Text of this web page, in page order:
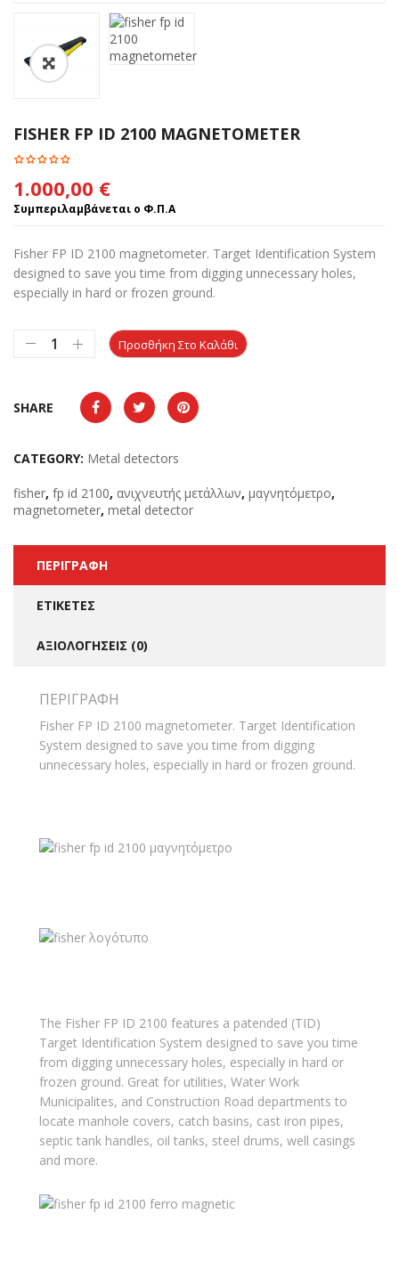
FISHER FP ID 2100 MAGNETOMETER
1.000,00 €
Συμπεριλαμβάνεται ο Φ.Π.Α
Fisher FP ID 2100 magnetometer. Target Identification System
designed to save you time from digging unnecessary holes,
especially in hard or frozen ground.
Προσθήκη Στο Καλάθι
SHARE
CATEGORY: Metal detectors
fisher, fp id 2100, ανιχνευτής μετάλλων, μαγνητόμετρο,
magnetometer, metal detector
ΠΕΡΙΓΡΑΦΉ
ΕΤΙΚΈΤΕΣ
ΑΞΙΟΛΟΓΉΣΕΙΣ (0)
ΠΕΡΙΓΡΑΦΉ
Fisher FP ID 2100 magnetometer. Target Identification
System designed to save you time from digging
unnecessary holes, especially in hard or frozen ground.
The Fisher FP ID 2100 features a patended (TID)
Target Identification System designed to save you time
from digging unnecessary holes, especially in hard or
frozen ground. Great for utilities, Water Work
Municipalites, and Construction Road departments to
locate manhole covers, catch basins, cast iron pipes,
septic tank handles, oil tanks, steel drums, well casings
and more.